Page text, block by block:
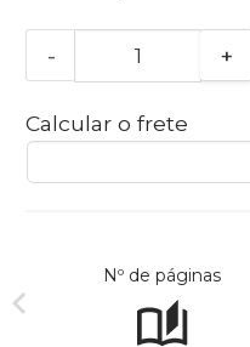
- +
Calcular o frete
Nº de páginas